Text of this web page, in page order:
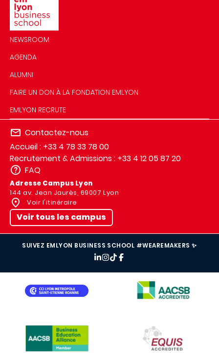
NEWSROOM
AGENDA
ALUMNI
FAIRE UN DON À LA FONDATION EMLYON
EMLYON RECRUTE
Contactez-nous
Accueil : +33 4 78 33 78 00
Recrutement & Admissions : +33 4 12 05 87 20
FAQ
Adresse Campus Lyon
144 av. Jean Jaurès, 69007 Lyon
Voir l'itinéraire
Voir tous les campus
SUIVEZ EMLYON BUSINESS SCHOOL #WEAREMAKERS ✨
IMAGE